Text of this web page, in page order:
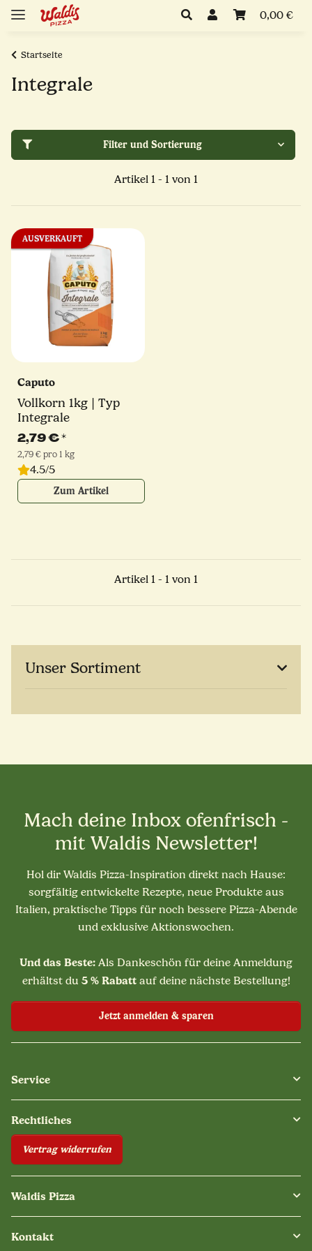
0,00 €
Startseite
Integrale
Filter und Sortierung
Artikel 1 - 1 von 1
AUSVERKAUFT
Caputo
Vollkorn 1kg | Typ
Integrale
2,79 €*
2,79 € pro 1 kg
4.5/5
Zum Artikel
Artikel 1 - 1 von 1
Unser Sortiment
Mach deine Inbox ofenfrisch -
mit Waldis Newsletter!
Hol dir Waldis Pizza-Inspiration direkt nach Hause:
sorgfältig entwickelte Rezepte, neue Produkte aus
Italien, praktische Tipps für noch bessere Pizza-Abende
und exklusive Aktionswochen.
Und das Beste: Als Dankeschön für deine Anmeldung
erhältst du 5 % Rabattauf deine nächste Bestellung!
Jetzt anmelden & sparen
Service
Rechtliches
Vertrag widerrufen
Waldis Pizza
Kontakt